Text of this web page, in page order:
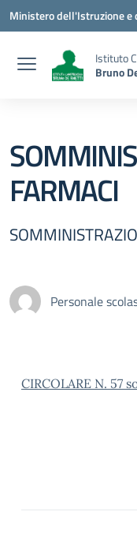
Vai ai contenuti
Vai al menu di navigazione
Vai al footer
Ministero dell'Istruzione e
Istituto
Bruno
FARMACI
Personale
CIRCOLARE N. 57